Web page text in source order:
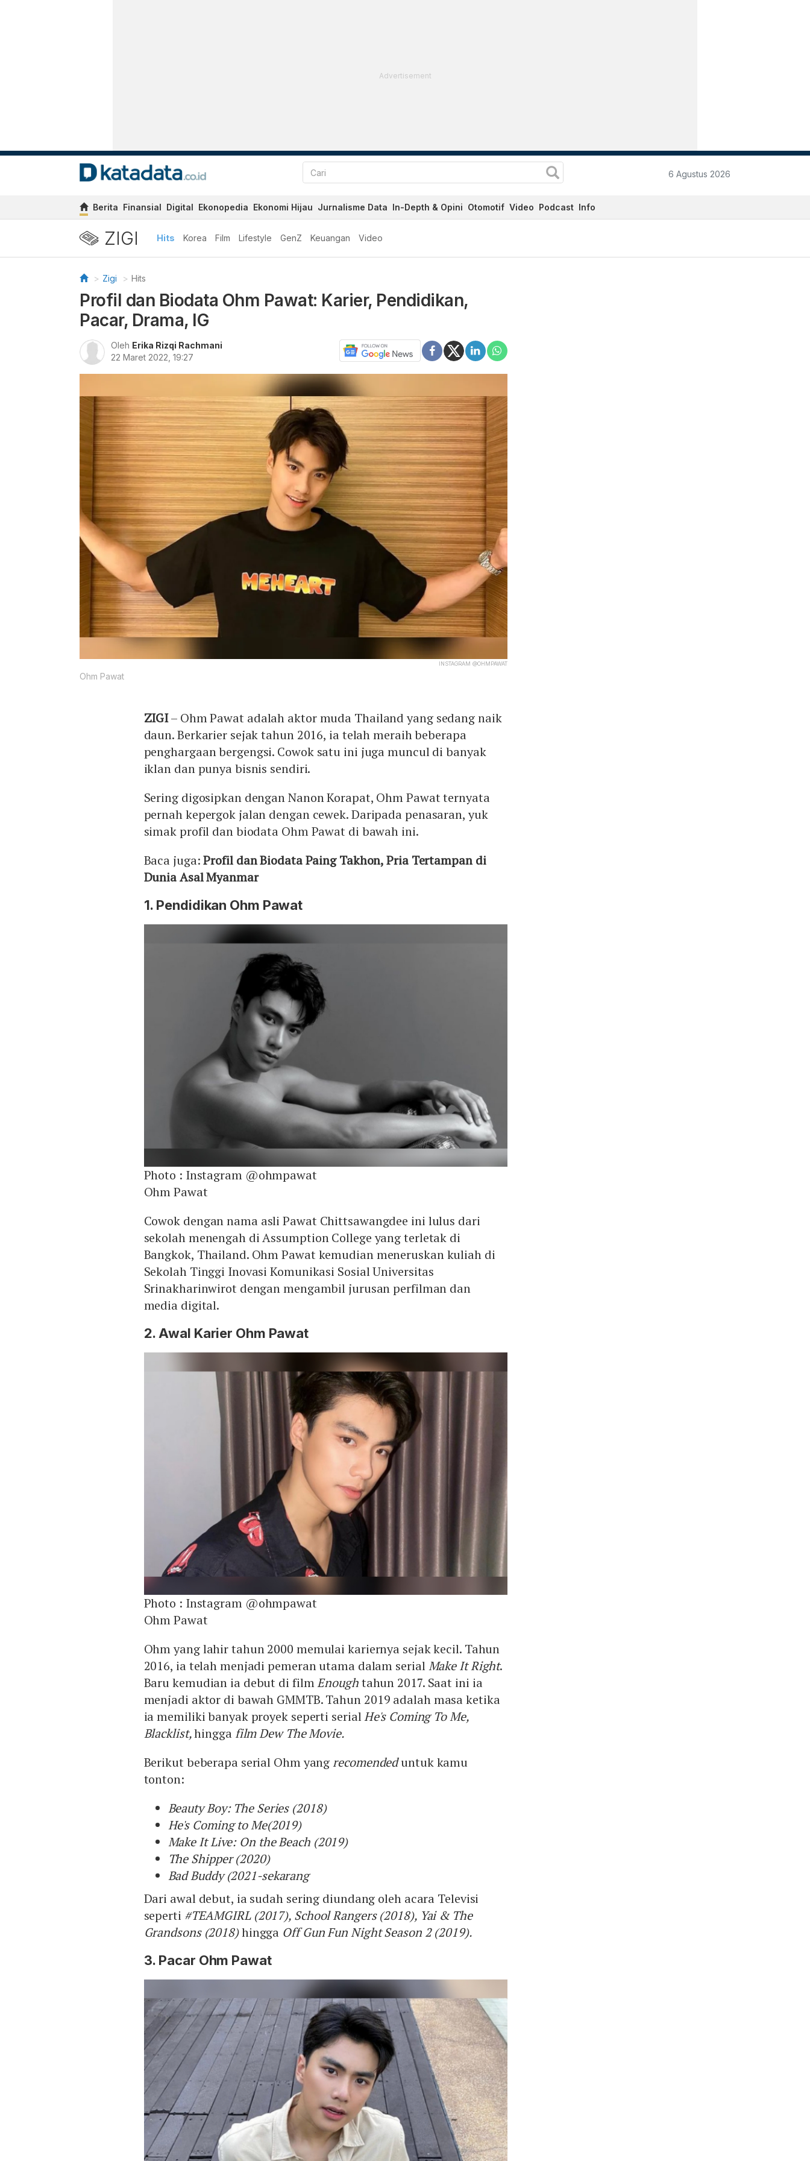
Advertisement
6 Agustus 2026
Berita Finansial Digital Ekonopedia Ekonomi Hijau Jurnalisme Data In-Depth & Opini Otomotif Video Podcast Info
ZIGI Hits Korea Film Lifestyle GenZ Keuangan Video
Zigi Hits
Profil dan Biodata Ohm Pawat: Karier, Pendidikan,
Pacar, Drama, IG
Oleh Erika Rizqi Rachmani
22 Maret 2022, 19:27
INSTAGRAM @OHMPAWAT
Ohm Pawat
ZIGI– Ohm Pawat adalah aktor muda Thailand yang sedang naik
daun. Berkarier sejak tahun 2016, ia telah meraih beberapa
penghargaan bergengsi. Cowok satu ini juga muncul di banyak
iklan dan punya bisnis sendiri.
Sering digosipkan dengan Nanon Korapat, Ohm Pawat ternyata
pernah kepergok jalan dengan cewek. Daripada penasaran, yuk
simak profil dan biodata Ohm Pawat di bawah ini.
Baca juga:Profil dan Biodata Paing Takhon, Pria Tertampan di
Dunia Asal Myanmar
1. Pendidikan Ohm Pawat
Photo : Instagram @ohmpawat
Ohm Pawat
Cowok dengan nama asli Pawat Chittsawangdee ini lulus dari
sekolah menengah di Assumption College yang terletak di
Bangkok, Thailand. Ohm Pawat kemudian meneruskan kuliah di
Sekolah Tinggi Inovasi Komunikasi Sosial Universitas
Srinakharinwirot dengan mengambil jurusan perfilman dan
media digital.
2. Awal Karier Ohm Pawat
Photo : Instagram @ohmpawat
Ohm Pawat
Ohm yang lahir tahun 2000 memulai kariernya sejak kecil. Tahun
2016, ia telah menjadi pemeran utama dalam serialMake It Right.
Baru kemudian ia debut di filmEnoughtahun 2017. Saat ini ia
menjadi aktor di bawah GMMTB. Tahun 2019 adalah masa ketika
ia memiliki banyak proyek seperti serialHe's Coming To Me,
Blacklist,hinggafilm Dew The Movie.
Berikut beberapa serial Ohm yangrecomendeduntuk kamu
tonton:
Beauty Boy: The Series (2018)
He's Coming to Me(2019)
Make It Live: On the Beach (2019)
The Shipper (2020)
Bad Buddy (2021-sekarang
Dari awal debut, ia sudah sering diundang oleh acara Televisi
seperti #TEAMGIRL (2017), School Rangers (2018), Yai & The
Grandsons (2018)hingga Off Gun Fun Night Season 2 (2019).
3. Pacar Ohm Pawat